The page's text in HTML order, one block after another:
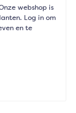
webshop is
Log in om
en te